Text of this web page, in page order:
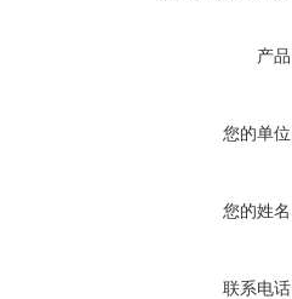
产
您的单
您的姓
联系电